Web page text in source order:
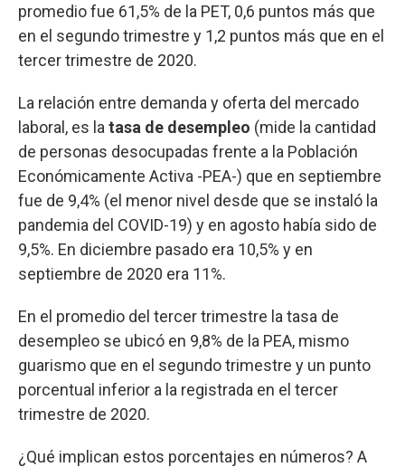
promedio fue 61,5% de la PET, 0,6 puntos más que
en el segundo trimestre y 1,2 puntos más que en el
tercer trimestre de 2020.
La relación entre demanda y oferta del mercado
laboral, es la tasa de desempleo (mide la cantidad
de personas desocupadas frente a la Población
Económicamente Activa -PEA-) que en septiembre
fue de 9,4% (el menor nivel desde que se instaló la
pandemia del COVID-19) y en agosto había sido de
9,5%. En diciembre pasado era 10,5% y en
septiembre de 2020 era 11%.
En el promedio del tercer trimestre la tasa de
desempleo se ubicó en 9,8% de la PEA, mismo
guarismo que en el segundo trimestre y un punto
porcentual inferior a la registrada en el tercer
trimestre de 2020.
¿Qué implican estos porcentajes en números? A